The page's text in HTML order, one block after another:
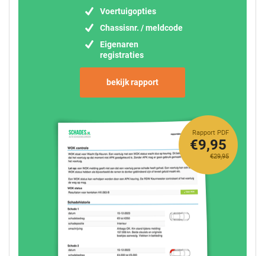
Voertuigopties
Chassisnr. / meldcode
Eigenaren
registraties
bekijk rapport
Rapport PDF
€29,95
€9,95